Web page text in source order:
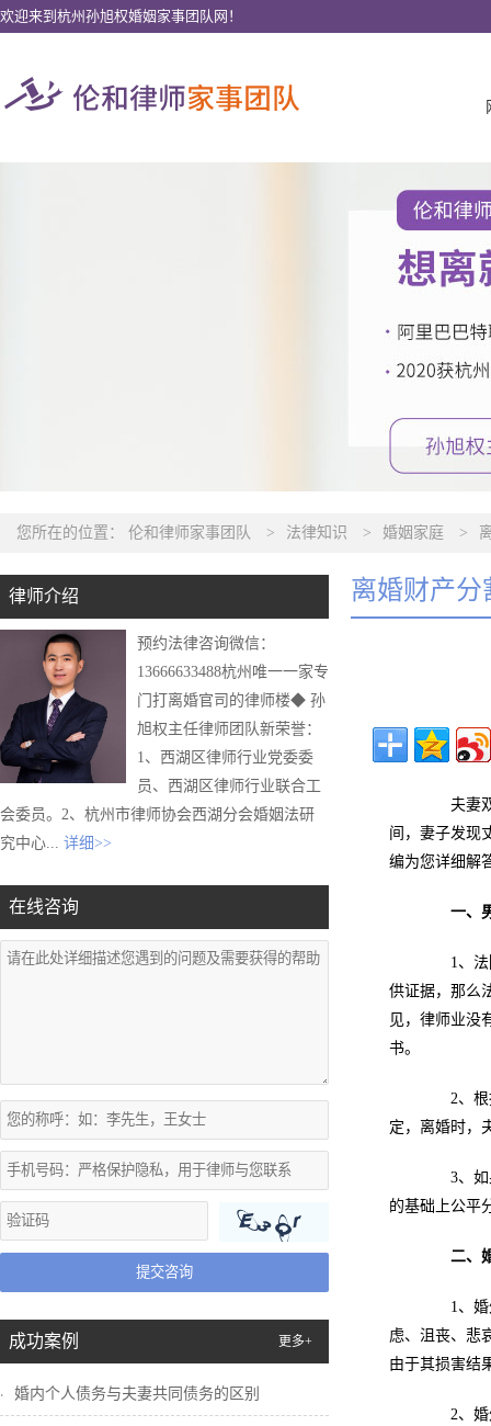
欢迎来到杭州孙旭权婚姻家事团队网！
您所在的位置： 伦和律师家事团队 > 法律知识 > 婚姻家庭 >
律师介绍
预约法律咨询微信：
13666633488杭州唯一一家专
门打离婚官司的律师楼◆ 孙
旭权主任律师团队新荣誉：
1、西湖区律师行业党委委
员、西湖区律师行业联合工
会委员。2、杭州市律师协会西湖分会婚姻法研
究中心... 详细>>
在线咨询
提交咨询
成功案例 更多+
婚内个人债务与夫妻共同债务的区别
离婚财产分
夫妻双
间，妻子发现
编为您详细解
一、
1、法院
供证据，那么
见，律师业没
书。
2、根据
定，离婚时，
3、如果
的基础上公平
二、
1、婚外
虑、沮丧、悲
由于其损害结
2、婚外